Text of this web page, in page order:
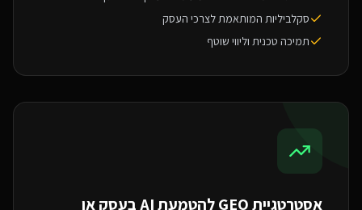
סקלביליות המותאמת לצרכי העסק
תמיכה טכנית וליווי שוטף
אסטרטגיית GEO ל
הטמעת AI בעסק או